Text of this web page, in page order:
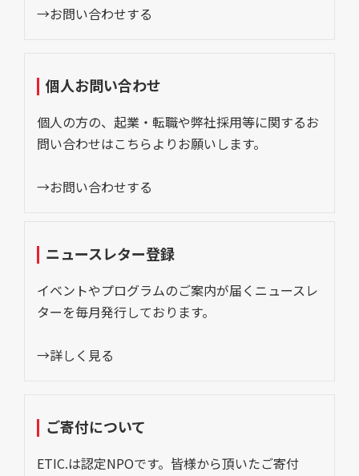
→お問い合わせする
個人お問い合わせ
個人の方の、起業・転職や弊社採用等に関するお
問い合わせはこちらよりお願いします。
→お問い合わせする
ニュースレター登録
イベントやプログラムのご案内が届くニュースレ
ターを毎月発行しております。
→詳しく見る
ご寄付について
ETIC.は認定NPOです。皆様から頂いたご寄付